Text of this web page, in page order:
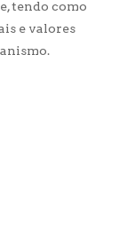
tendo como
e valores